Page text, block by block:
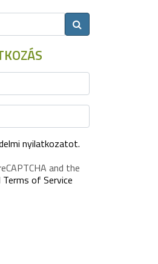
nyilatkozatot.
and the
Terms of Service